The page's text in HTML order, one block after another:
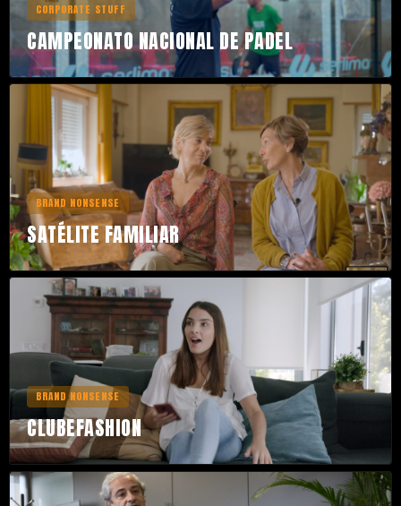
CORPORATE STUFF
CAMPEONATO NACIONAL DE PADEL
BRAND NONSENSE
SATÉLITE FAMILIAR
BRAND NONSENSE
CLUBEFASHION